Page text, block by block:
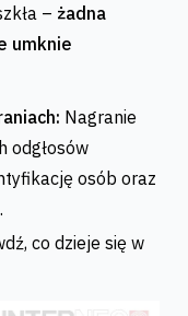
– żadna
umknie
Nagranie
odgłosów
osób oraz
co dzieje się w